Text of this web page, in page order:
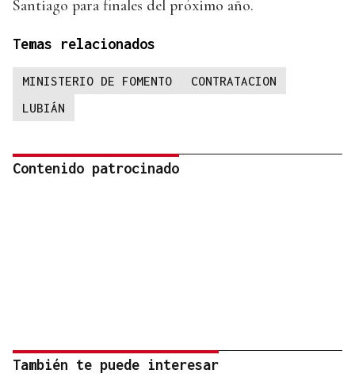
Santiago para finales del próximo año.
Temas relacionados
MINISTERIO DE FOMENTO
CONTRATACION
LUBIÁN
Contenido patrocinado
También te puede interesar